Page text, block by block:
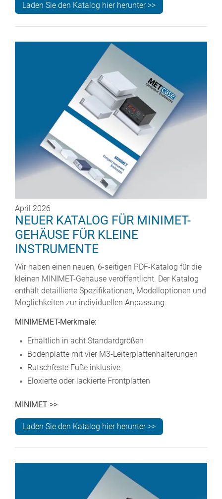
Laden Sie den Katalog hier herunter >>
April 2026
NEUER KATALOG FÜR MINIMET-
GEHÄUSE FÜR KLEINE
INSTRUMENTE
Wir haben einen neuen, 6-seitigen PDF-Katalog für die
kleinen MINIMET-Gehäuse veröffentlicht. Der Katalog
enthält detaillierte Spezifikationen, Modelloptionen und
Möglichkeiten zur individuellen Anpassung.
MINIMEMET-Merkmale:
Erhältlich in acht Standardgrößen
Bodenplatte mit vier M3-Leiterplattenhalterungen
Rutschfeste Füße inklusive
Eloxierte oder lackierte Frontplatten
MINIMET >>
Laden Sie den Katalog hier herunter >>